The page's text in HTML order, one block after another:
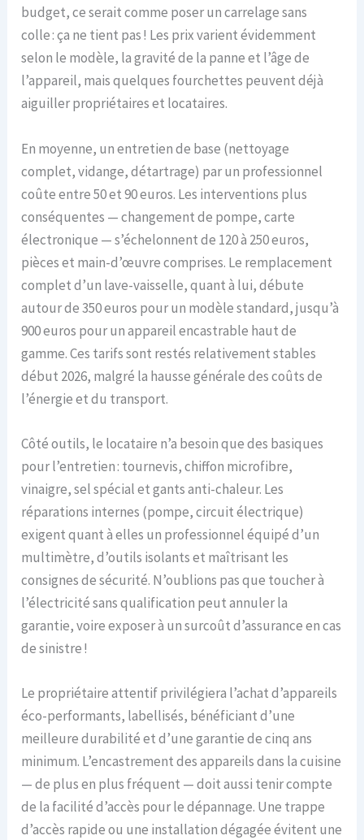
budget, ce serait comme poser un carrelage sans
colle : ça ne tient pas ! Les prix varient évidemment
selon le modèle, la gravité de la panne et l’âge de
l’appareil, mais quelques fourchettes peuvent déjà
aiguiller propriétaires et locataires.
En moyenne, un entretien de base (nettoyage
complet, vidange, détartrage) par un professionnel
coûte entre 50 et 90 euros. Les interventions plus
conséquentes — changement de pompe, carte
électronique — s’échelonnent de 120 à 250 euros,
pièces et main-d’œuvre comprises. Le remplacement
complet d’un lave-vaisselle, quant à lui, débute
autour de 350 euros pour un modèle standard, jusqu’à
900 euros pour un appareil encastrable haut de
gamme. Ces tarifs sont restés relativement stables
début 2026, malgré la hausse générale des coûts de
l’énergie et du transport.
Côté outils, le locataire n’a besoin que des basiques
pour l’entretien : tournevis, chiffon microfibre,
vinaigre, sel spécial et gants anti-chaleur. Les
réparations internes (pompe, circuit électrique)
exigent quant à elles un professionnel équipé d’un
multimètre, d’outils isolants et maîtrisant les
consignes de sécurité. N’oublions pas que toucher à
l’électricité sans qualification peut annuler la
garantie, voire exposer à un surcoût d’assurance en cas
de sinistre !
Le propriétaire attentif privilégiera l’achat d’appareils
éco-performants, labellisés, bénéficiant d’une
meilleure durabilité et d’une garantie de cinq ans
minimum. L’encastrement des appareils dans la cuisine
— de plus en plus fréquent — doit aussi tenir compte
de la facilité d’accès pour le dépannage. Une trappe
d’accès rapide ou une installation dégagée évitent une